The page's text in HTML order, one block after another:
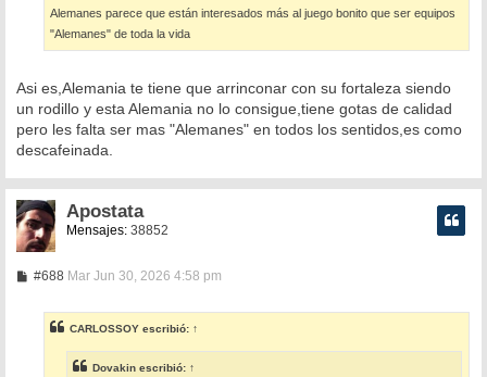
Alemanes parece que están interesados más al juego bonito que ser equipos
"Alemanes" de toda la vida
Asi es,Alemania te tiene que arrinconar con su fortaleza siendo
un rodillo y esta Alemania no lo consigue,tiene gotas de calidad
pero les falta ser mas "Alemanes" en todos los sentidos,es como
descafeinada.
Apostata
Mensajes:38852
#688M
s
a
Mar Jun 30, 2026 4:58 pm
CARLOSSOY escribió: ↑
Dovakin escribió: ↑